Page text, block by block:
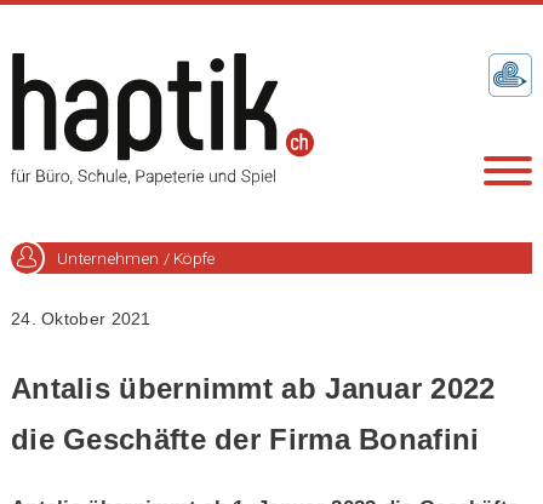
Unternehmen / Köpfe
24. Oktober 2021
Antalis übernimmt ab Januar 2022
die Geschäfte der Firma Bonafini